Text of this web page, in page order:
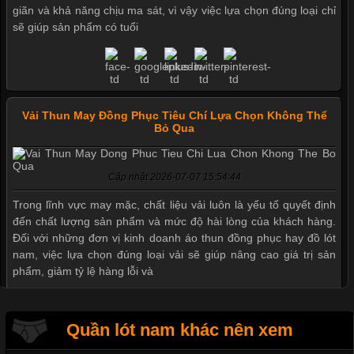
giãn và khả năng chịu ma sát, vì vậy việc lựa chọn đúng loại chỉ
sẽ giúp sản phẩm có tuổi
Vải Thun May Đồng Phục Tiêu Chí Lựa Chọn Không Thể
Bỏ Qua
Cập nhật 2026-07-07 15:54:44
Trong lĩnh vực may mặc, chất liệu vải luôn là yếu tố quyết định
đến chất lượng sản phẩm và mức độ hài lòng của khách hàng.
Đối với những đơn vị kinh doanh áo thun đồng phục hay đồ lót
nam, việc lựa chọn đúng loại vải sẽ giúp nâng cao giá trị sản
phẩm, giảm tỷ lệ hàng lỗi và
Quần lót nam khác nên xem
Mẫu quần short quần lót nam nữ hè thu 2017
Thị hiều quần lót nam bơi lội nam và nữ 2017
Xu hướng thời trang trẻ và quần lót nam giá sỉ
Giặt và bảo quản quần lót nam đúng cách